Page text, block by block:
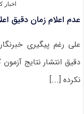
عدم اعلام زمان دقیق اعلام
علی رغم پیگیری
نکرده [...]